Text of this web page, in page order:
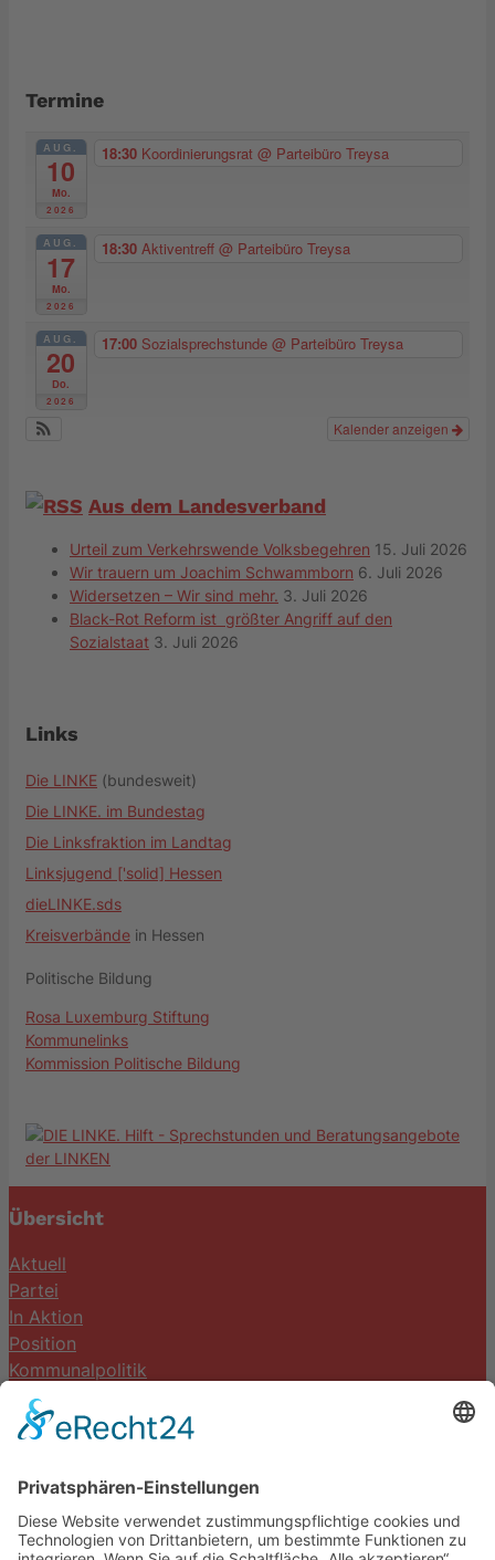
Termine
AUG.
10
Mo.
2026
18:30 Koordinierungsrat @ Parteibüro Treysa
AUG.
17
Mo.
2026
18:30 Aktiventreff @ Parteibüro Treysa
AUG.
20
Do.
2026
17:00 Sozialsprechstunde @ Parteibüro Treysa
Kalender anzeigen
Aus dem Landesverband
Urteil zum Verkehrswende Volksbegehren 15. Juli 2026
Wir trauern um Joachim Schwammborn 6. Juli 2026
Widersetzen – Wir sind mehr. 3. Juli 2026
Black-Rot Reform ist größter Angriff auf den
Sozialstaat 3. Juli 2026
Links
Die LINKE (bundesweit)
Die LINKE. im Bundestag
Die Linksfraktion im Landtag
Linksjugend ['solid] Hessen
dieLINKE.sds
Kreisverbände in Hessen
Politische Bildung
Rosa Luxemburg Stiftung
Kommunelinks
Kommission Politische Bildung
Übersicht
Aktuell
Partei
In Aktion
Position
Kommunalpolitik
Termine
DIE LINKE. Schwalm-Eder
Steingasse 5